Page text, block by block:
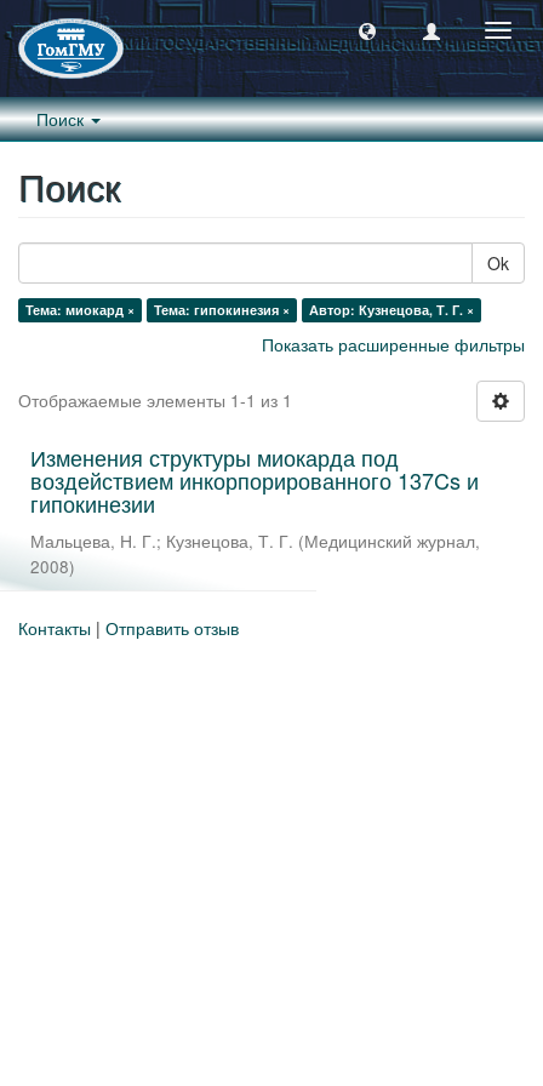
Поиск
Поиск
Ok
Тема: миокард × Тема: гипокинезия × Автор: Кузнецова, Т. Г. ×
Показать расширенные фильтры
Отображаемые элементы 1-1 из 1
Изменения структуры миокарда под
воздействием инкорпорированного 137Cs и
гипокинезии
Мальцева, Н. Г.; Кузнецова, Т. Г. (Медицинский журнал,
2008)
Контакты | Отправить отзыв